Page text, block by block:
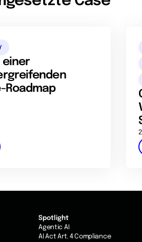
einer
Roadmap
Spotlight
Agentic AI
AI Act Art. 4 Compliance